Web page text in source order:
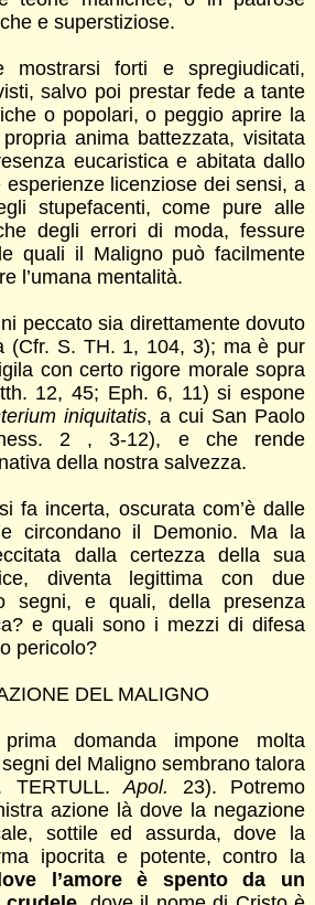
e superstiziose.
mostrarsi forti e spregiudicati,
salvo poi prestar fede a tante
o popolari, o peggio aprire la
anima battezzata, visitata
eucaristica e abitata dallo
licenziose dei sensi, a
stupefacenti, come pure alle
degli errori di moda, fessure
quali il Maligno può facilmente
l’umana mentalità.
peccato sia direttamente dovuto
(Cfr. S. TH. 1, 104, 3); ma è pur
con certo rigore morale sopra
12, 45; Eph. 6, 11) si espone
iniquitatis, a cui San Paolo
2 , 3-12), e che rende
della nostra salvezza.
fa incerta, oscurata com’è dalle
circondano il Demonio. Ma la
dalla certezza della sua
diventa legittima con due
segni, e quali, della presenza
e quali sono i mezzi di difesa
pericolo?
DEL MALIGNO
domanda impone molta
del Maligno sembrano talora
TERTULL.Apol.
23). Potremo
azione là dove la negazione
sottile ed assurda, dove la
ipocrita e potente, contro la
l’amore è spento da un